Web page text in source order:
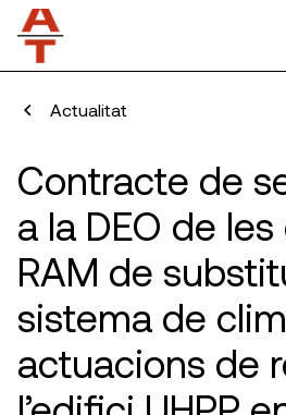
Actualitat
Contracte de
a la DEO de
RAM de
sistema de
actuacions de